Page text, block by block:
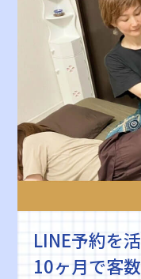
LINE予約を
10ヶ月で客